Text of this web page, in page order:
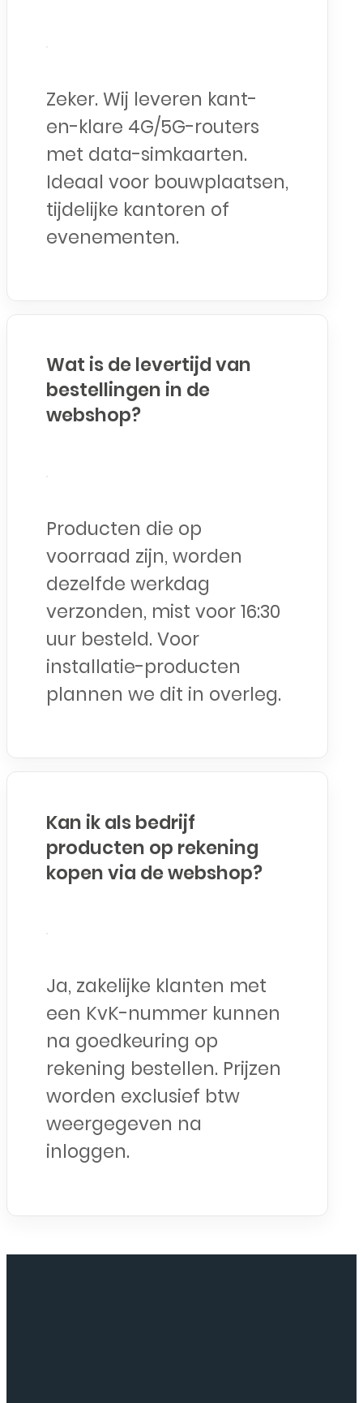
Zeker. Wij leveren kant-
en-klare 4G/5G-routers
met data-simkaarten.
Ideaal voor bouwplaatsen,
tijdelijke kantoren of
evenementen.
Wat is de levertijd van
bestellingen in de
webshop?
Producten die op
voorraad zijn, worden
dezelfde werkdag
verzonden, mist voor 16:30
uur besteld. Voor
installatie-producten
plannen we dit in overleg.
Kan ik als bedrijf
producten op rekening
kopen via de webshop?
Ja, zakelijke klanten met
een KvK-nummer kunnen
na goedkeuring op
rekening bestellen. Prijzen
worden exclusief btw
weergegeven na
inloggen.